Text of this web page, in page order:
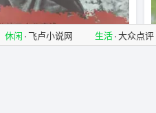
休闲 · 飞卢小说网 生活 · 大众点评